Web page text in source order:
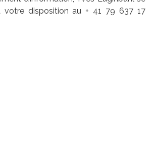
votre disposition au + 41 79 637 17